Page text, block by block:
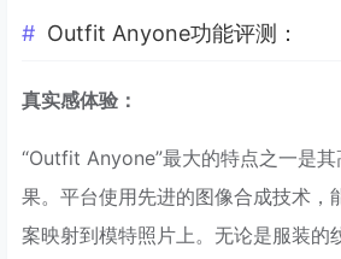
Outfit Anyone功能评测：
真实感体验：
“Outfit Anyone”最大的特点之一是
果。平台使用先进的图像合成技术，
案映射到模特照片上。无论是服装的